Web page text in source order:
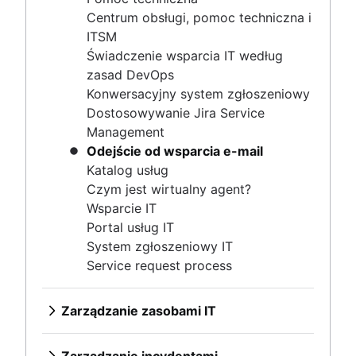
Wsparcie IT
Portal usług IT
System zgłoszeniowy IT
Service request process
Zarządzanie zasobami IT
Przegląd
Bazy danych zarządzania konfiguracją
Zarządzanie konfiguracją a zarządzanie zasobami
Najlepsze praktyki dotyczące zarządzania
zasobami IT i oprogramowaniem
Śledzenie zasobów
Zarządzanie zasobami sprzętowymi
Cykl życia zarządzania zasobami
Zarządzanie incydentami
Przegląd
Zarządzanie ciągłością usług IT
Komunikacja dotycząca incydentów
Przegląd
Szablony
Warsztaty
Reagowanie na incydenty
Przegląd
Zarządzający incydentami
Lotnictwo
Role i obowiązki
Dyżury domowe
Przegląd
Harmonogramy dyżurów domowych
Narzędzia
Szablon
Zarządzanie IT
Przegląd
Zarządzanie problemami
Przegląd
Szablon
Role i obowiązki
Proces
Przegląd
Najlepsze praktyki
Centrum obsługi, pomoc techniczna i
ITSM
Świadczenie wsparcia IT według
zasad DevOps
Konwersacyjny system zgłoszeniowy
Dostosowywanie Jira Service
Management
Odejście od wsparcia e-mail
Katalog usług
Czym jest wirtualny agent?
Wsparcie IT
Portal usług IT
System zgłoszeniowy IT
Service request process
Zarządzanie zasobami IT
Przegląd
Bazy danych zarządzania